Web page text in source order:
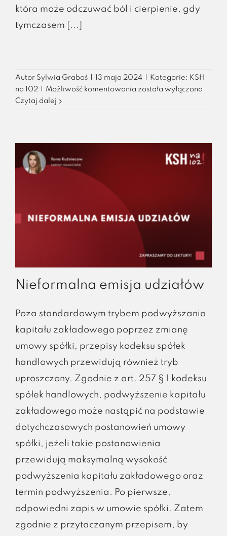
która może odczuwać ból i cierpienie, gdy
tymczasem [...]
Autor Sylwia Graboś 13 maja 2024 Kategorie: KSH
na 102
Możliwość komentowania Spółkę
została wyłączona
Czytaj dalej
Nieformalna emisja udziałów
Poza standardowym trybem podwyższania
kapitału zakładowego poprzez zmianę
umowy spółki, przepisy kodeksu spółek
handlowych przewidują również tryb
uproszczony. Zgodnie z art. 257 § 1 kodeksu
spółek handlowych, podwyższenie kapitału
zakładowego może nastąpić na podstawie
dotychczasowych postanowień umowy
spółki, jeżeli takie postanowienia
przewidują maksymalną wysokość
podwyższenia kapitału zakładowego oraz
termin podwyższenia. Po pierwsze,
odpowiedni zapis w umowie spółki. Zatem
zgodnie z przytaczanym przepisem, by